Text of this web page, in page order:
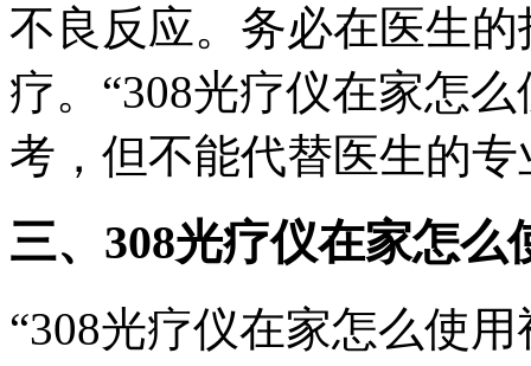
不良反应。务必在医生
疗。“308光疗仪在家怎
考，但不能代替医生的
三、308光疗仪在家怎么
“308光疗仪在家怎么使